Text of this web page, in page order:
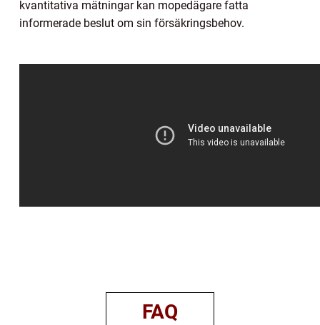
kvantitativa mätningar kan mopedägare fatta
informerade beslut om sin försäkringsbehov.
FAQ